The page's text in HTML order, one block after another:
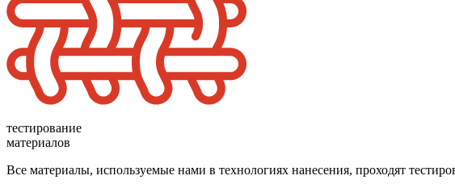
тестирование
материалов
Все материалы, используемые нами в технологиях нанесения, проходят